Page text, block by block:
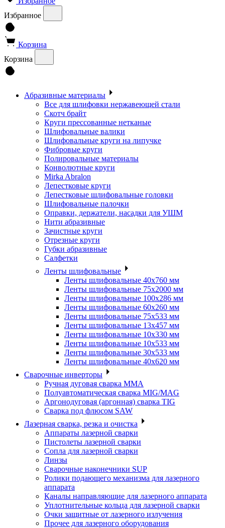
Избранное
Корзина
Корзина
Абразивные материалы
Все для шлифовки нержавеющей стали
Скотч брайт
Круги прессованные нетканые
Шлифовальные валики
Шлифовальные круги на липучке
Фибровые круги
Полировальные материалы
Конволютные круги
Mirka Abralon
Лепестковые круги
Лепестковые шлифовальные головки
Шлифовальные палочки
Оправки, держатели, насадки для УШМ
Нити абразивные
Зачистные круги
Отрезные круги
Губки абразивные
Салфетки
Ленты шлифовальные
Ленты шлифовальные 40х760 мм
Ленты шлифовальные 75х2000 мм
Ленты шлифовальные 100х286 мм
Ленты шлифовальные 60х260 мм
Ленты шлифовальные 75х533 мм
Ленты шлифовальные 13х457 мм
Ленты шлифовальные 10х330 мм
Ленты шлифовальные 10х533 мм
Ленты шлифовальные 30х533 мм
Ленты шлифовальные 40х620 мм
Сварочные инверторы
Ручная дуговая сварка MMA
Полуавтоматическая сварка MIG/MAG
Аргонодуговая (аргонная) сварка TIG
Сварка под флюсом SAW
Лазерная сварка, резка и очистка
Аппараты лазерной сварки
Пистолеты лазерной сварки
Сопла для лазерной сварки
Линзы
Сварочные наконечники SUP
Ролики подающего механизма для лазерного
аппарата
Каналы направляющие для лазерного аппарата
Уплотнительные кольца для лазерной сварки
Очки защитные от лазерного излучения
Прочее для лазерного оборудования